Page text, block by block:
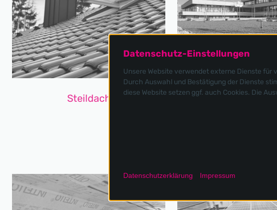
Steildach Flachdach
Datenschutz-Einstellungen
Unsere Website verwendet externe Dienste für
Durch Auswahl und Bestätigung der Dienste
diese Website setzen ggf. auch Cookies. Die
Datenschutzerklärung Impressum